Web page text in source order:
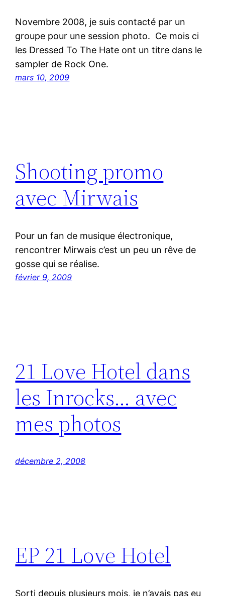
Novembre 2008, je suis contacté par un
groupe pour une session photo. Ce mois ci
les Dressed To The Hate ont un titre dans le
sampler de Rock One.
mars 10, 2009
Shooting promo
avec Mirwais
Pour un fan de musique électronique,
rencontrer Mirwais c’est un peu un rêve de
gosse qui se réalise.
février 9, 2009
21 Love Hotel dans
les Inrocks… avec
mes photos
décembre 2, 2008
EP 21 Love Hotel
Sorti depuis plusieurs mois, je n’avais pas eu